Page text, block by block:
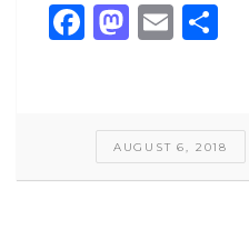
Facebook
Email
AUGUST 6, 2018